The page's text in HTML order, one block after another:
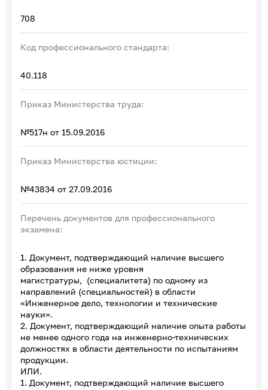
708
Код профессионального стандарта:
40.118
Приказ Министерства труда:
№517н от 15.09.2016
Приказ Министерства юстиции:
№43834 от 27.09.2016
Перечень документов для профессионального
экзамена:
1. Документ, подтверждающий наличие высшего
образования не ниже уровня
магистратуры, (специалитета) по одному из
направлений (специальностей) в области
«Инженерное дело, технологии и технические
науки».
2. Документ, подтверждающий наличие опыта работы
не менее одного года на инженерно-технических
должностях в области деятельности по испытаниям
продукции.
ИЛИ.
1. Документ, подтверждающий наличие высшего